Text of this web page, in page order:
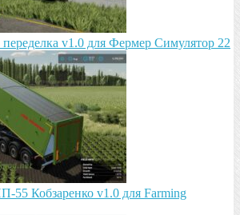
v1.0 для Фермер Симулятор 22
55 Кобзарeнко v1.0 для Farming